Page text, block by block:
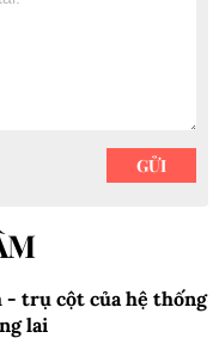
- trụ cột của hệ thống
lai